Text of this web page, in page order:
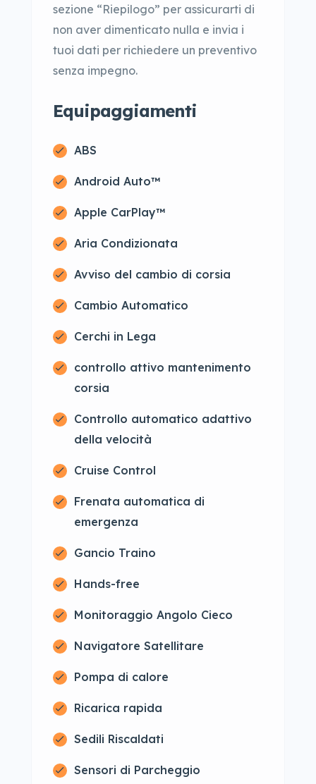
sezione “Riepilogo” per assicurarti di
non aver dimenticato nulla e invia i
tuoi dati per richiedere un preventivo
senza impegno.
Equipaggiamenti
ABS
Android Auto™
Apple CarPlay™
Aria Condizionata
Avviso del cambio di corsia
Cambio Automatico
Cerchi in Lega
controllo attivo mantenimento
corsia
Controllo automatico adattivo
della velocità
Cruise Control
Frenata automatica di
emergenza
Gancio Traino
Hands-free
Monitoraggio Angolo Cieco
Navigatore Satellitare
Pompa di calore
Ricarica rapida
Sedili Riscaldati
Sensori di Parcheggio